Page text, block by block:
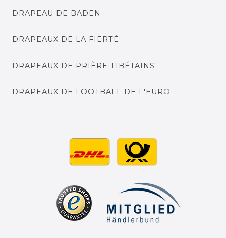
DRAPEAU DE BADEN
DRAPEAUX DE LA FIERTÉ
DRAPEAUX DE PRIÈRE TIBÉTAINS
DRAPEAUX DE FOOTBALL DE L'EURO